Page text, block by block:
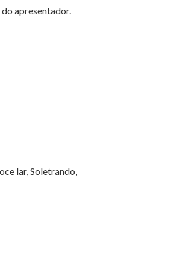
apresentador.
lar, Soletrando,